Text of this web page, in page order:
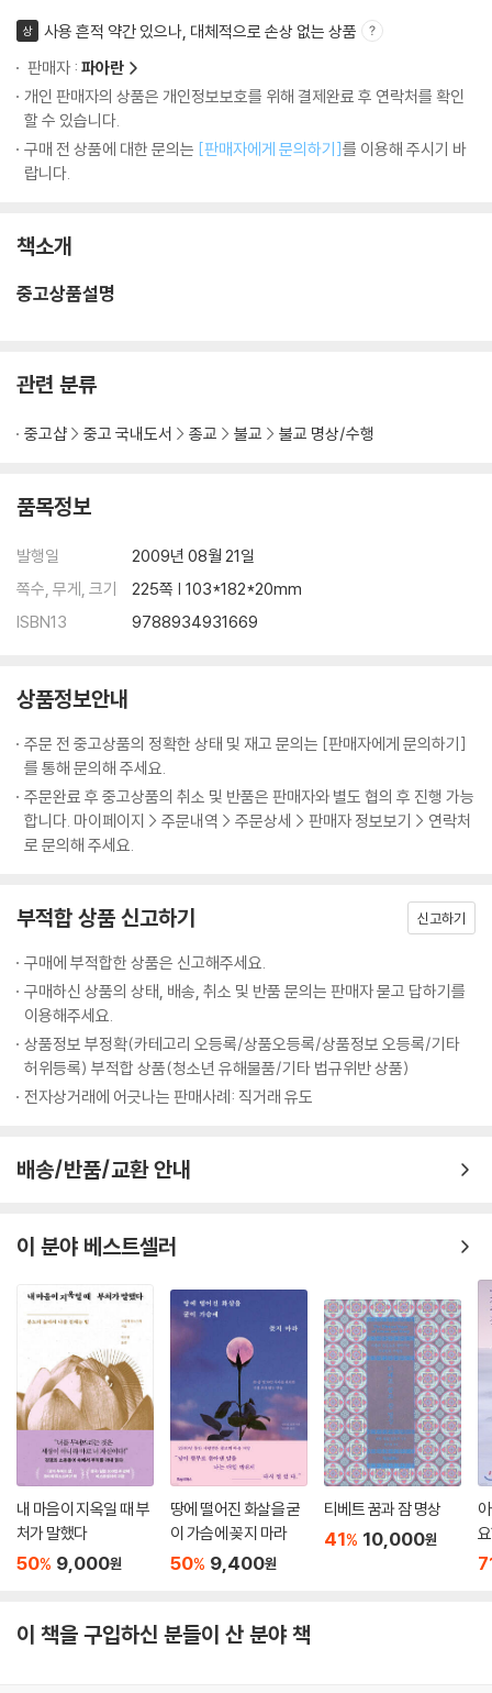
상
사용 흔적 약간 있으나, 대체적으로 손상 없는 상품
판매자 : 파아란
개인 판매자의 상품은 개인정보보호를 위해 결제완료 후 연락처를 확인
할 수 있습니다.
구매 전 상품에 대한 문의는 [판매자에게 문의하기]를 이용해 주시기 바
랍니다.
책소개
중고상품설명
관련 분류
중고샵 중고 국내도서 종교 불교 불교 명상/수행
품목정보
발행일
2009년 08월 21일
쪽수, 무게, 크기
225쪽 | 103*182*20mm
ISBN13
9788934931669
상품정보안내
주문 전 중고상품의 정확한 상태 및 재고 문의는 [판매자에게 문의하기]
를 통해 문의해 주세요.
주문완료 후 중고상품의 취소 및 반품은 판매자와 별도 협의 후 진행 가능
합니다. 마이페이지 > 주문내역 > 주문상세 > 판매자 정보보기 > 연락처
로 문의해 주세요.
부적합 상품 신고하기 신고하기
구매에 부적합한 상품은 신고해주세요.
구매하신 상품의 상태, 배송, 취소 및 반품 문의는 판매자 묻고 답하기를
이용해주세요.
상품정보 부정확(카테고리 오등록/상품오등록/상품정보 오등록/기타
허위등록) 부적합 상품(청소년 유해물품/기타 법규위반 상품)
전자상거래에 어긋나는 판매사례: 직거래 유도
배송/반품/교환 안내
이 분야 베스트셀러
내 마음이 지옥일 때 부
처가 말했다
50% 9,000원
땅에 떨어진 화살을 굳
이 가슴에 꽂지 마라
50% 9,400원
티베트 꿈과 잠 명상
41% 10,000원
이 책을 구입하신 분들이 산 분야 책